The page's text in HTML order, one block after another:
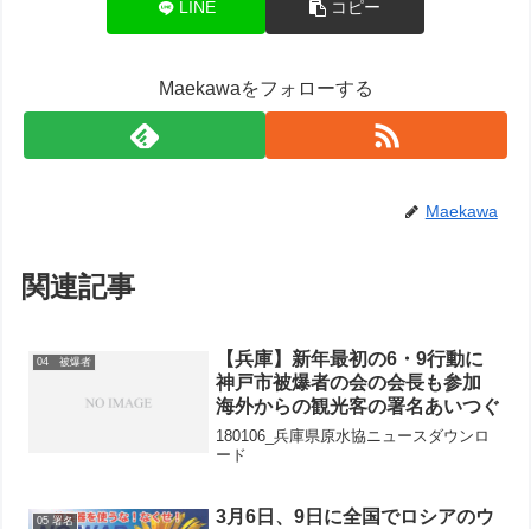
LINE コピー
Maekawaをフォローする
Maekawa
関連記事
04 被爆者
【兵庫】新年最初の6・9行動に
神戸市被爆者の会の会長も参加
海外からの観光客の署名あいつぐ
180106_兵庫県原水協ニュースダウンロ
ード
05 署名
3月6日、9日に全国でロシアのウ